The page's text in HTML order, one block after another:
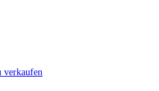
verkaufen